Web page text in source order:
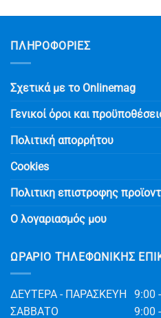
ΠΛΗΡΟΦΟΡΙΕΣ
Σχετικά με το Onlinemag
Γενικοί όροι και
Πολιτική απορρήτου
Cookies
Πολιτικη επιστροφης
Ο λογαριασμός μου
ΩΡΆΡΙΟ ΤΗΛΕΦΩΝΙΚΉΣ
ΔΕΥΤΕΡΑ - ΠΑΡΑΣΚΕΥΗ
9:00
ΣΑΒΒΑΤΟ
9:00